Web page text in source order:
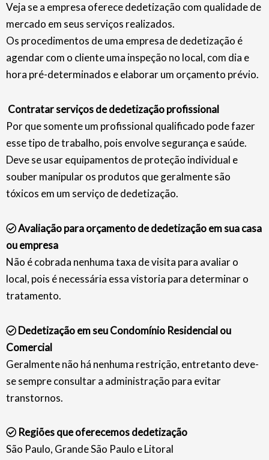
Veja se a empresa oferece dedetização com qualidade de
mercado em seus serviços realizados.
Os procedimentos de uma empresa de dedetização é
agendar com o cliente uma inspeção no local, com dia e
hora pré-determinados e elaborar um orçamento prévio.
Contratar serviços de dedetização profissional
Por que somente um profissional qualificado pode fazer
esse tipo de trabalho, pois envolve segurança e saúde.
Deve se usar equipamentos de proteção individual e
souber manipular os produtos que geralmente são
tóxicos em um serviço de dedetização.
Avaliação para orçamento de dedetização em sua casa
ou empresa
Não é cobrada nenhuma taxa de visita para avaliar o
local, pois é necessária essa vistoria para determinar o
tratamento.
Dedetização em seu Condomínio Residencial ou
Comercial
Geralmente não há nenhuma restrição, entretanto deve-
se sempre consultar a administração para evitar
transtornos.
Regiões que oferecemos dedetização
São Paulo, Grande São Paulo e Litoral